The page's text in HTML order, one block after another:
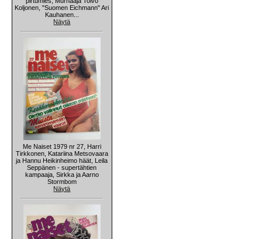
Koljonen, "Suomen Eichmann" Ari
Kauhanen...
Näytä
Me Naiset 1979 nr 27, Harri
Tirkkonen, Katariina Metsovaara
ja Hannu Heikinheimo häät, Leila
Seppänen - supertähtien
kampaaja, Sirkka ja Aarno
Stormbom
Näytä